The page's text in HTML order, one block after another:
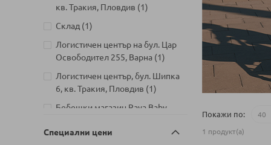
Покажи по
1 продукт(а)
кв. Тракия, Пловдив
1
артикул
Склад
1
артикул
Логистичен център на бул. Цар
Освободител 255, Варна 1
артикул
Логистичен център, бул. Шипка
6, кв. Тракия, Пловдив
1
артикул
Бебешки магазин Raya Baby
София 1
артикул
Специални цени